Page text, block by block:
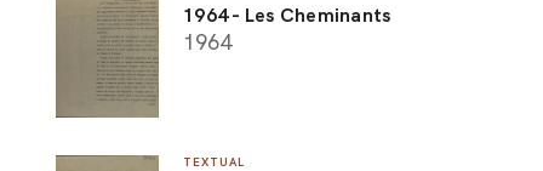
1964 - Les Cheminants
1964
TEXTUAL